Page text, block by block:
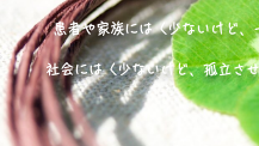
患者や家族には〈少ないけど
社会には〈少ないけど、孤立さ